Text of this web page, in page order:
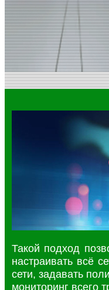
Такой подход
настраивать всё
сети, задавать
мониторинг всего